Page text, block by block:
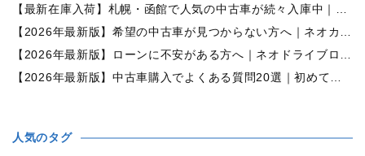
【最新在庫入荷】札幌・函館で人気の中古車が続々入庫中｜早い者勝ち！【ホンダ N-BOX660カスタムG Lパッケージ 4WD】
【2026年最新版】希望の中古車が見つからない方へ｜ネオカーオーダーで理想の一台を全国からお探しします
【2026年最新版】ローンに不安がある方へ｜ネオドライブローンの窓口で新しいカーライフをサポート
【2026年最新版】中古車購入でよくある質問20選｜初めての方でも失敗しない完全ガイド【札幌・北海道対応】
人気のタグ